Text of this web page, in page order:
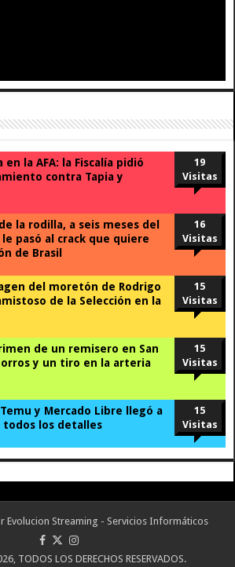
la AFA: la Fiscalía pidió
contra Tapia y
19
Visitas
la rodilla, a seis meses del
pasó al crack que quiere
de Brasil
16
Visitas
del moretón de Rodrigo
de la Selección en la
15
Visitas
de un remisero en San
y un tiro en la arteria
15
Visitas
y Mercado Libre llegó a
todos los detalles
15
Visitas
Evolucion Streaming - Servicios Informáticos
TODOS LOS DERECHOS RESERVADOS.